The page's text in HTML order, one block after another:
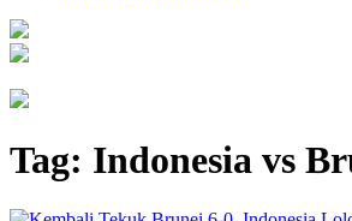
Tag: Indonesia vs